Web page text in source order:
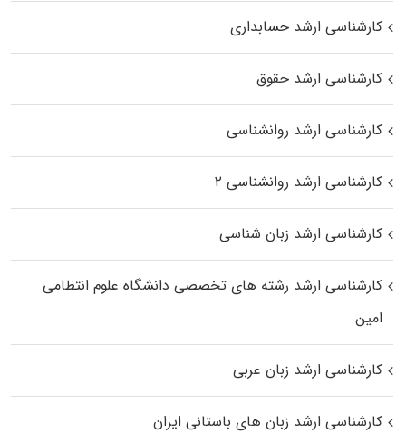
کارشناسی ارشد حسابداری
کارشناسی ارشد حقوق
کارشناسی ارشد روانشناسی
کارشناسی ارشد روانشناسی ۲
کارشناسی ارشد زبان شناسی
کارشناسی ارشد رﺷﺘﻪ ﻫﺎی تخصصی داﻧﺸﮕﺎه ﻋﻠﻮم انتظامی
اﻣﻴﻦ
کارشناسی ارشد زبان عربی
کارشناسی ارشد زبان‌ های باستانی ایران